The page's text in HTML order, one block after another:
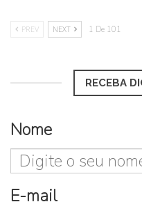
PREV NEXT 1 De 101
RECEBA
Nome
E-mail